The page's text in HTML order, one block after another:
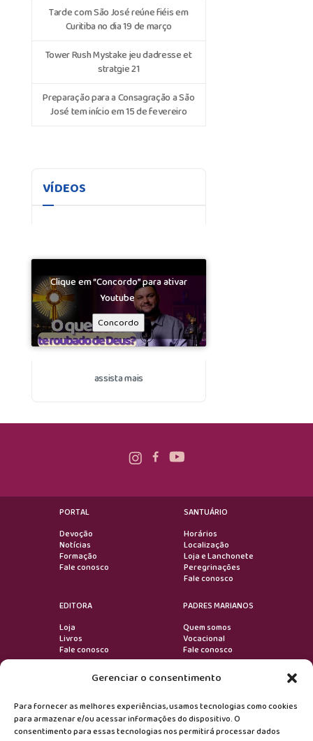
Gerenciar o consentimento
Para fornecer as melhores experiências, usamos tecnologias como cookies
para armazenar e/ou acessar informações do dispositivo. O
consentimento para essas tecnologias nos permitirá processar dados
Tarde com São José reúne fiéis em
Curitiba no dia 19 de março
Tower Rush Mystake jeu dadresse et
stratgie 21
Preparação para a Consagração a São
José tem início em 15 de fevereiro
VÍDEOS
Clique em “Concordo” para ativar
Youtube
Concordo
assista mais
PORTAL
Devoção
Notícias
Formação
Fale conosco
SANTUÁRIO
Horários
Localização
Loja e Lanchonete
Peregrinações
Fale conosco
EDITORA
Loja
Livros
Fale conosco
PADRES MARIANOS
Quem somos
Vocacional
Fale conosco